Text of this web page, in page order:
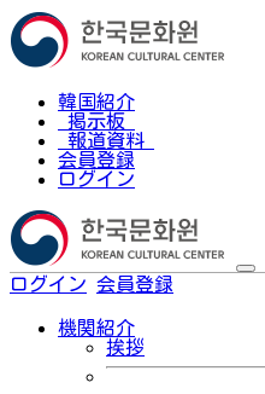
韓国紹介
掲示板
報道資料
会員登録
ログイン
ログイン 会員登録
機関紹介
挨拶